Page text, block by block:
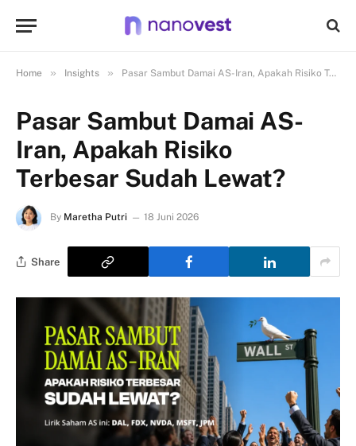
Home » Insights » Pasar Sambut Damai AS-Iran, Apakah Risiko Terbesar Sudah Lewat?
Pasar Sambut Damai AS-
Iran, Apakah Risiko
Terbesar Sudah Lewat?
By Maretha Putri 18 Juni 2026
Share